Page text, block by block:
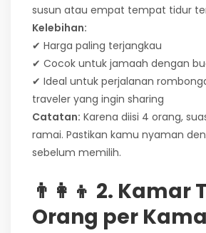
susun atau empat tempat tidur
Kelebihan:
✔ Harga paling terjangkau
✔ Cocok untuk jamaah dengan
✔ Ideal untuk perjalanan
traveler yang ingin sharing
Catatan: Karena diisi 4 orang,
ramai. Pastikan kamu nyaman
sebelum memilih.
👨‍👩‍👦 2. Kamar
Orang per